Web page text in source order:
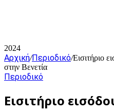
2024
Αρχική/Περιοδικό/Εισιτήριο
στην Βενετία
Περιοδικό
Εισιτήριο